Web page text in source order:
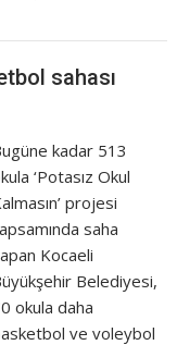
sahası
kadar 513
‘Potasız Okul
projesi
saha
Kocaeli
Belediyesi,
okula daha
ve voleybol